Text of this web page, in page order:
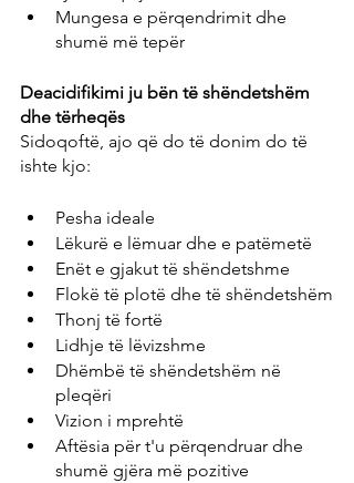
Mungesa e përqendrimit dhe
shumë më tepër
Deacidifikimi ju bën të shëndetshëm
dhe tërheqës
Sidoqoftë, ajo që do të donim do të
ishte kjo:
Pesha ideale
Lëkurë e lëmuar dhe e patëmetë
Enët e gjakut të shëndetshme
Flokë të plotë dhe të shëndetshëm
Thonj të fortë
Lidhje të lëvizshme
Dhëmbë të shëndetshëm në
pleqëri
Vizion i mprehtë
Aftësia për t'u përqendruar dhe
shumë gjëra më pozitive